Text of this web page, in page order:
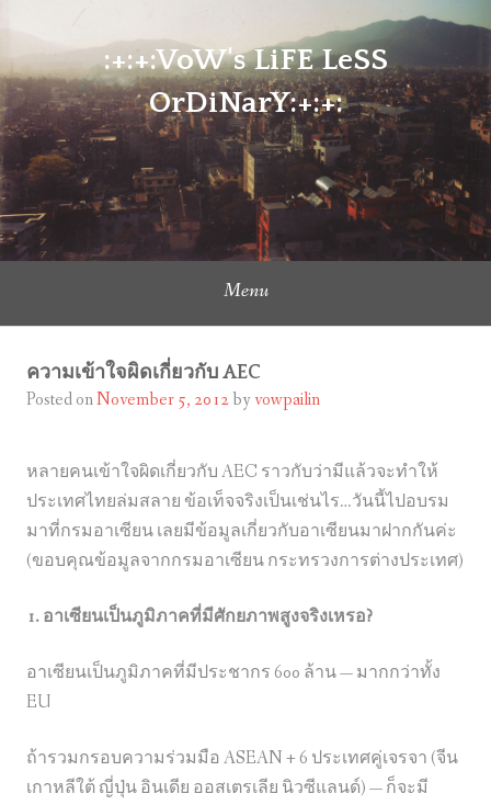
content
:+:+:VoW's LiFE LeSS
OrDiNarY:+:+:
Menu
ความเข้าใจผิดเกี่ยวกับ AEC
Posted onNovember 5, 2012by vowpailin
หลายคนเข้าใจผิดเกี่ยวกับ AEC ราวกับว่ามีแล้วจะทำให้
ประเทศไทยล่มสลาย ข้อเท็จจริงเป็นเช่นไร…วันนี้ไปอบรม
มาที่กรมอาเซียน เลยมีข้อมูลเกี่ยวกับอาเซียนมาฝากกันค่ะ
(ขอบคุณข้อมูลจากกรมอาเซียน กระทรวงการต่างประเทศ)
1. อาเซียนเป็นภูมิภาคที่มีศักยภาพสูงจริงเหรอ?
อาเซียนเป็นภูมิภาคที่มีประชากร 600 ล้าน — มากกว่าทั้ง
EU
ถ้ารวมกรอบความร่วมมือ ASEAN + 6 ประเทศคู่เจรจา (จีน
เกาหลีใต้ ญี่ปุ่น อินเดีย ออสเตรเลีย นิวซีแลนด์) — ก็จะมี